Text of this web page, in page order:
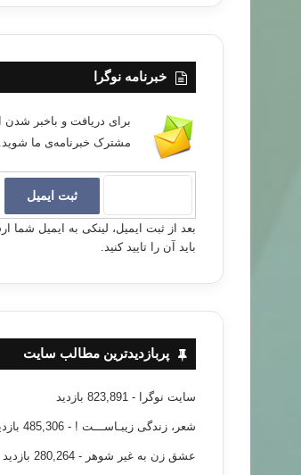
خبرنامه نوگرا
برای دریافت و باخبر
مشترک خبرنامه‌ی ما شوید.
بعد از ثبت ایمیل، لینکی به ایمیل شما
باید آن را تایید کنید.
پربازدیدترین مطالب سایت
سایت نوگرا - 823,891 بازدید
شعر، زندگی زیبـاســـت ! - 485,306 بازدید
عشق زن به غیر شوهر - 280,264 بازدید